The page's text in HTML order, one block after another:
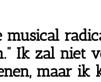
Ik zal niet
maar ik